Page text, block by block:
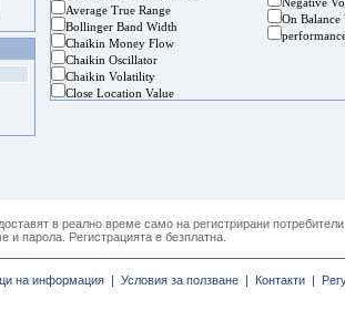
Average True Range
Bollinger Band Width
Chaikin Money Flow
Chaikin Oscillator
Chaikin Volatility
Close Location Value
On Balance
в реално време само на регистрирани
и парола. Регистрацията е безплатна.
на информация | Условия за ползване | Контакти |